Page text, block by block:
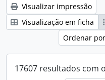
Visualizar impressão
Visualização em ficha
Ordenar
17607 resultados com